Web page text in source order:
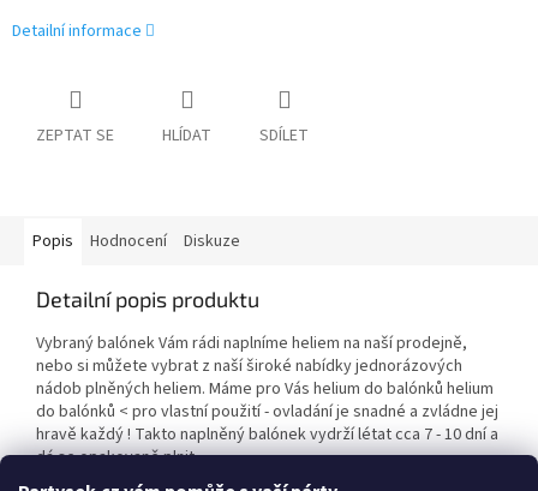
Detailní informace
ZEPTAT SE HLÍDAT SDÍLET
Popis Hodnocení Diskuze
Detailní popis produktu
Vybraný balónek Vám rádi naplníme heliem na naší prodejně,
nebo si můžete vybrat z naší široké nabídky jednorázových
nádob plněných heliem. Máme pro Vás helium do balónků helium
do balónků < pro vlastní použití - ovladání je snadné a zvládne jej
hravě každý ! Takto naplněný balónek vydrží létat cca 7 - 10 dní a
dá se opakovaně plnit.